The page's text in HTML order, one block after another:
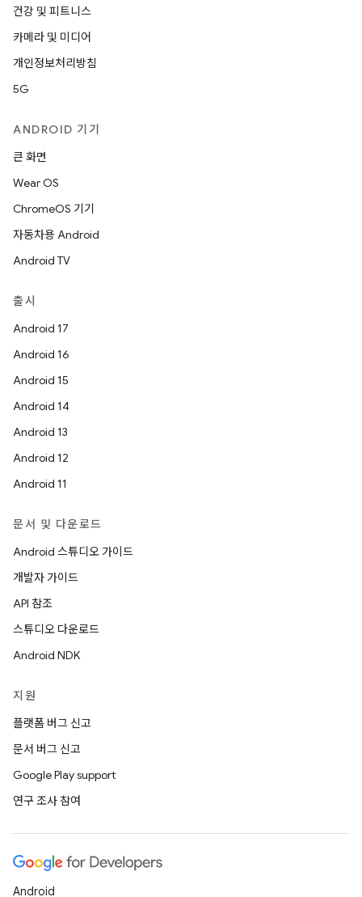
건강 및 피트니스
카메라 및 미디어
개인정보처리방침
5G
ANDROID 기기
큰 화면
Wear OS
ChromeOS 기기
자동차용 Android
Android TV
출시
Android 17
Android 16
Android 15
Android 14
Android 13
Android 12
Android 11
문서 및 다운로드
Android 스튜디오 가이드
개발자 가이드
API 참조
스튜디오 다운로드
Android NDK
지원
플랫폼 버그 신고
문서 버그 신고
Google Play support
연구 조사 참여
Android